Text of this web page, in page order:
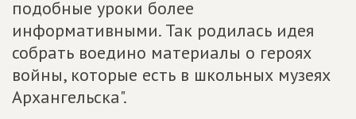
подобные уроки более
информативными. Так родилась идея
собрать воедино материалы о героях
войны, которые есть в школьных музеях
Архангельска".